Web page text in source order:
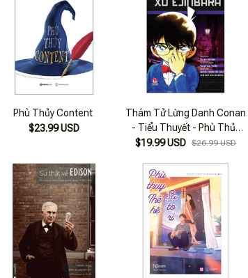
Phù Thủy Content
$23.99 USD
Thám Tử Lừng Danh Conan
- Tiểu Thuyết - Phù Thủy
Xứ Ejinbara (Tái Bản 2020)
$19.99 USD $26.99 USD